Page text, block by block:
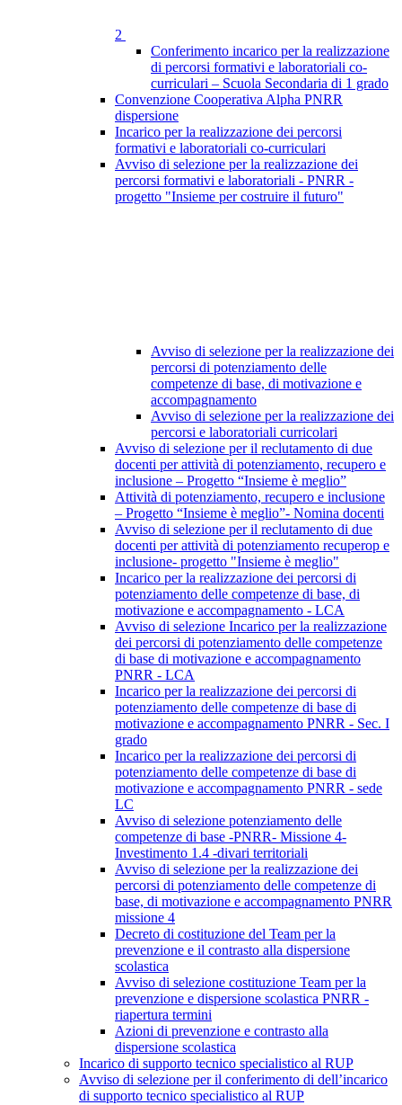
2
Conferimento incarico per la realizzazione
di percorsi formativi e laboratoriali co-
curriculari – Scuola Secondaria di 1 grado
Convenzione Cooperativa Alpha PNRR
dispersione
Incarico per la realizzazione dei percorsi
formativi e laboratoriali co-curriculari
Avviso di selezione per la realizzazione dei
percorsi formativi e laboratoriali - PNRR -
progetto "Insieme per costruire il futuro"
Avviso di selezione per la realizzazione dei
percorsi di potenziamento delle
competenze di base, di motivazione e
accompagnamento
Avviso di selezione per la realizzazione dei
percorsi e laboratoriali curricolari
Avviso di selezione per il reclutamento di due
docenti per attività di potenziamento, recupero e
inclusione – Progetto “Insieme è meglio”
Attività di potenziamento, recupero e inclusione
– Progetto “Insieme è meglio”- Nomina docenti
Avviso di selezione per il reclutamento di due
docenti per attività di potenziamento recuperop e
inclusione- progetto "Insieme è meglio"
Incarico per la realizzazione dei percorsi di
potenziamento delle competenze di base, di
motivazione e accompagnamento - LCA
Avviso di selezione Incarico per la realizzazione
dei percorsi di potenziamento delle competenze
di base di motivazione e accompagnamento
PNRR - LCA
Incarico per la realizzazione dei percorsi di
potenziamento delle competenze di base di
motivazione e accompagnamento PNRR - Sec. I
grado
Incarico per la realizzazione dei percorsi di
potenziamento delle competenze di base di
motivazione e accompagnamento PNRR - sede
LC
Avviso di selezione potenziamento delle
competenze di base -PNRR- Missione 4-
Investimento 1.4 -divari territoriali
Avviso di selezione per la realizzazione dei
percorsi di potenziamento delle competenze di
base, di motivazione e accompagnamento PNRR
missione 4
Decreto di costituzione del Team per la
prevenzione e il contrasto alla dispersione
scolastica
Avviso di selezione costituzione Team per la
prevenzione e dispersione scolastica PNRR -
riapertura termini
Azioni di prevenzione e contrasto alla
dispersione scolastica
Incarico di supporto tecnico specialistico al RUP
Avviso di selezione per il conferimento di dell’incarico
di supporto tecnico specialistico al RUP